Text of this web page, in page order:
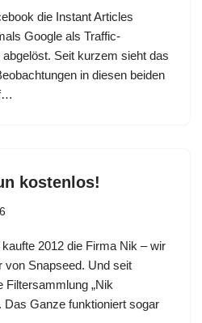
die Instant Articles
Google als Traffic-
Seit kurzem sieht das
in diesen beiden
kostenlos!
2012 die Firma Nik – wir
von Snapseed. Und seit
Filtersammlung „Nik
Das Ganze funktioniert sogar